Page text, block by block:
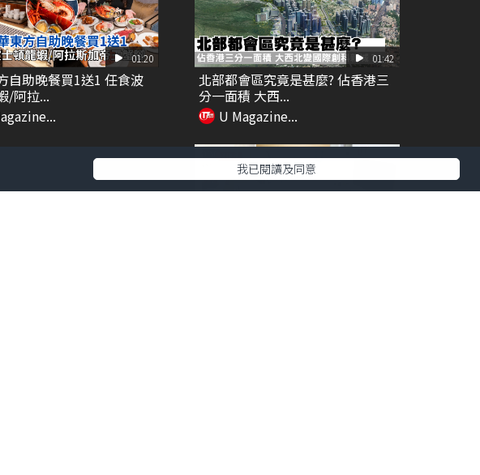
我已閱讀及同意
01:20
自助晚餐買1送1 任食波
/阿拉...
01:42
北部都會區究竟是甚麼? 佔香港三
分一面積 大西...
U Magazine...